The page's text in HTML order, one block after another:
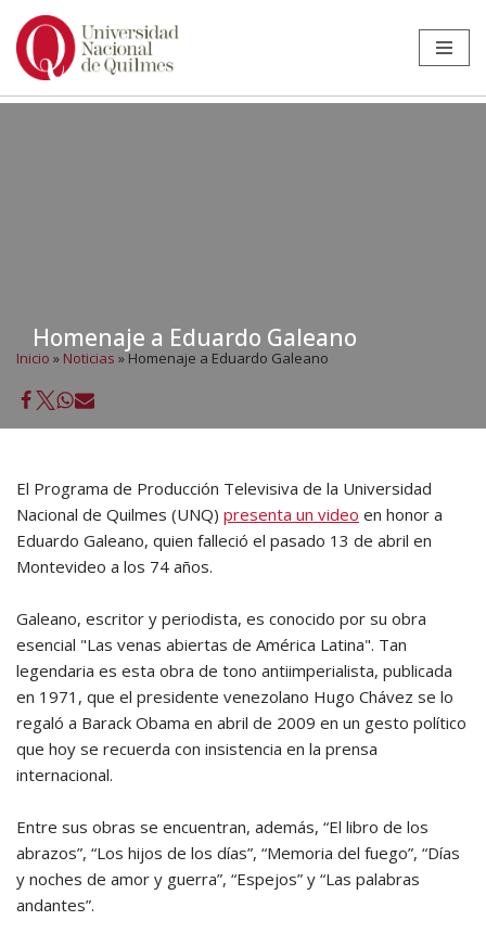
Ir
Homenaje a Eduardo Galeano
Inicio » Noticias »Homenaje a Eduardo Galeano
El Programa de Producción Televisiva de la Universidad
Nacional de Quilmes (UNQ) presenta un video en honor a
Eduardo Galeano, quien falleció el pasado 13 de abril en
Montevideo a los 74 años.
Galeano, escritor y periodista, es conocido por su obra
esencial "Las venas abiertas de América Latina". Tan
legendaria es esta obra de tono antiimperialista, publicada
en 1971, que el presidente venezolano Hugo Chávez se lo
regaló a Barack Obama en abril de 2009 en un gesto político
que hoy se recuerda con insistencia en la prensa
internacional.
Entre sus obras se encuentran, además, “El libro de los
abrazos”, “Los hijos de los días”, “Memoria del fuego”, “Días
y noches de amor y guerra”, “Espejos” y “Las palabras
andantes”.